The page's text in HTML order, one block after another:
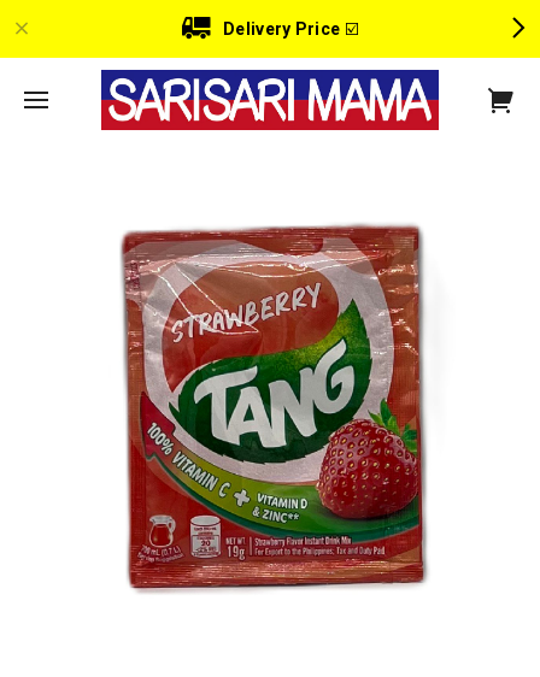
Delivery Price ☑️